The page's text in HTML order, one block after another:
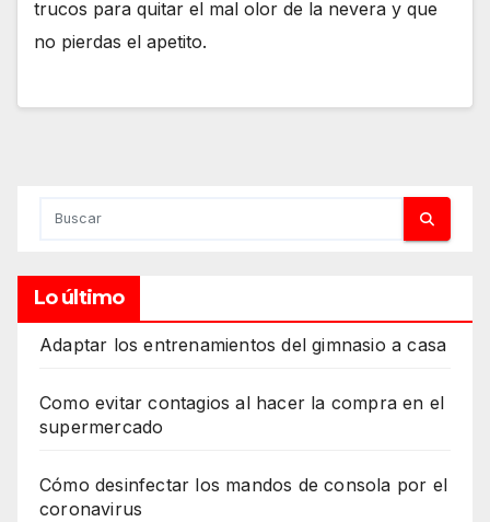
trucos para quitar el mal olor de la nevera y que
no pierdas el apetito.
Lo último
Adaptar los entrenamientos del gimnasio a casa
Como evitar contagios al hacer la compra en el
supermercado
Cómo desinfectar los mandos de consola por el
coronavirus